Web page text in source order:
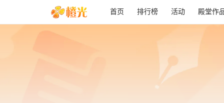
首页 排行榜 活动 殿堂作